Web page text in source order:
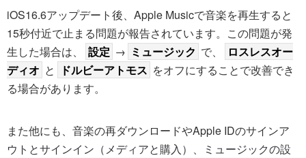
iOS16.6アップデート後、Apple Musicで音楽を再生すると
15秒付近で止まる問題が報告されています。この問題が発
生した場合は、
設定 → ミュージック で、
ロスレスオー
ディオ と ドルビーアトモス をオフにすることで改善でき
る場合があります。
また他にも、音楽の再ダウンロードやApple IDのサインア
ウトとサインイン（メディアと購入）、ミュージックの設